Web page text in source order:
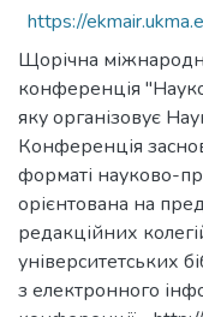
https://
Щорічна
конференція
яку організовує
Конференція
форматі науково-
орієнтована на
редакційних
університетських
з електронного